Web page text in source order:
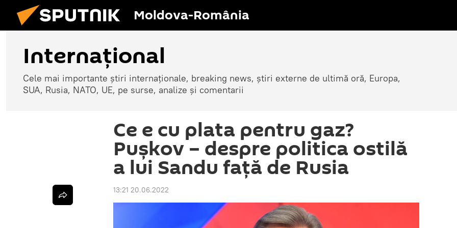
Moldova-România
Internaţional
Cele mai importante știri internaționale, breaking news, știri externe de ultimă oră, Europa,
SUA, Rusia, NATO, UE, pe surse, analize și comentarii
Ce e cu plata pentru gaz?
Pușkov – despre politica ostilă
a lui Sandu față de Rusia
13:21 20.06.2022